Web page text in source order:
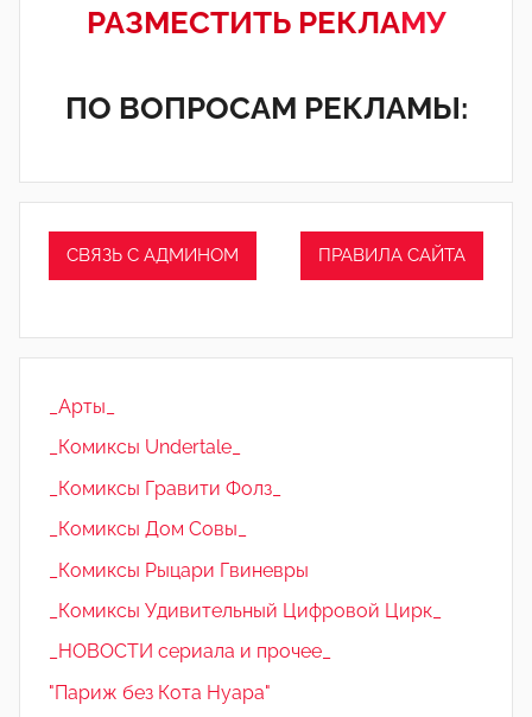
РАЗМЕСТИТЬ РЕКЛАМУ
ПО ВОПРОСАМ РЕКЛАМЫ:
СВЯЗЬ С АДМИНОМ ПРАВИЛА САЙТА
_Арты_
_Комиксы Undertale_
_Комиксы Гравити Фолз_
_Комиксы Дом Совы_
_Комиксы Рыцари Гвиневры
_Комиксы Удивительный Цифровой Цирк_
_НОВОСТИ сериала и прочее_
"Париж без Кота Нуара"